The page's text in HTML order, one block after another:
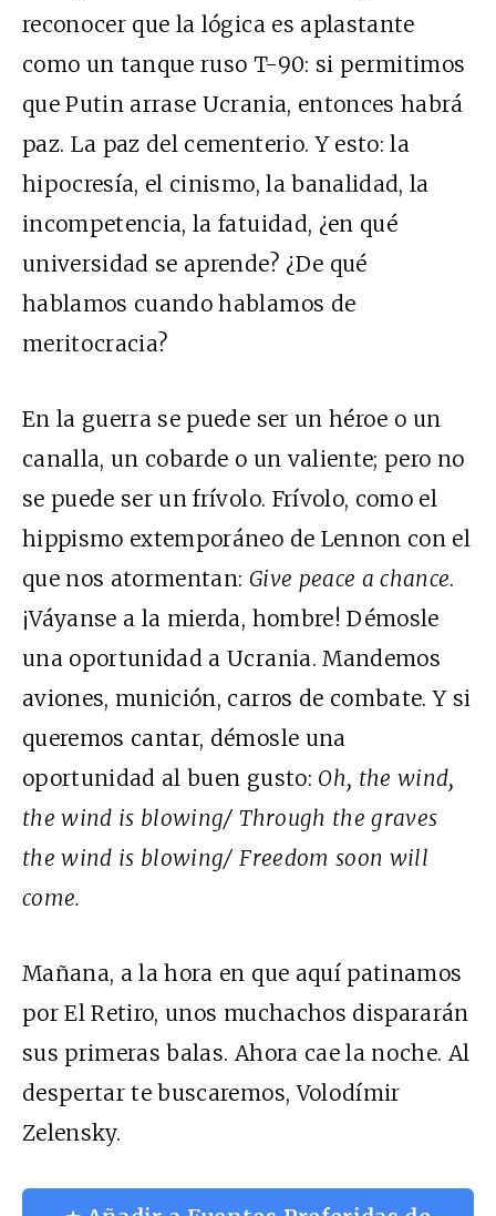
reconocer que la lógica es aplastante
como un tanque ruso T-90: si permitimos
que Putin arrase Ucrania, entonces habrá
paz. La paz del cementerio. Y esto: la
hipocresía, el cinismo, la banalidad, la
incompetencia, la fatuidad, ¿en qué
universidad se aprende? ¿De qué
hablamos cuando hablamos de
meritocracia?
En la guerra se puede ser un héroe o un
canalla, un cobarde o un valiente; pero no
se puede ser un frívolo. Frívolo, como el
hippismo extemporáneo de Lennon con el
que nos atormentan: Give peace a chance.
¡Váyanse a la mierda, hombre! Démosle
una oportunidad a Ucrania. Mandemos
aviones, munición, carros de combate. Y si
queremos cantar, démosle una
oportunidad al buen gusto: Oh, the wind,
the wind is blowing/ Through the graves
the wind is blowing/ Freedom soon will
come.
Mañana, a la hora en que aquí patinamos
por El Retiro, unos muchachos dispararán
sus primeras balas. Ahora cae la noche. Al
despertar te buscaremos, Volodímir
Zelensky.